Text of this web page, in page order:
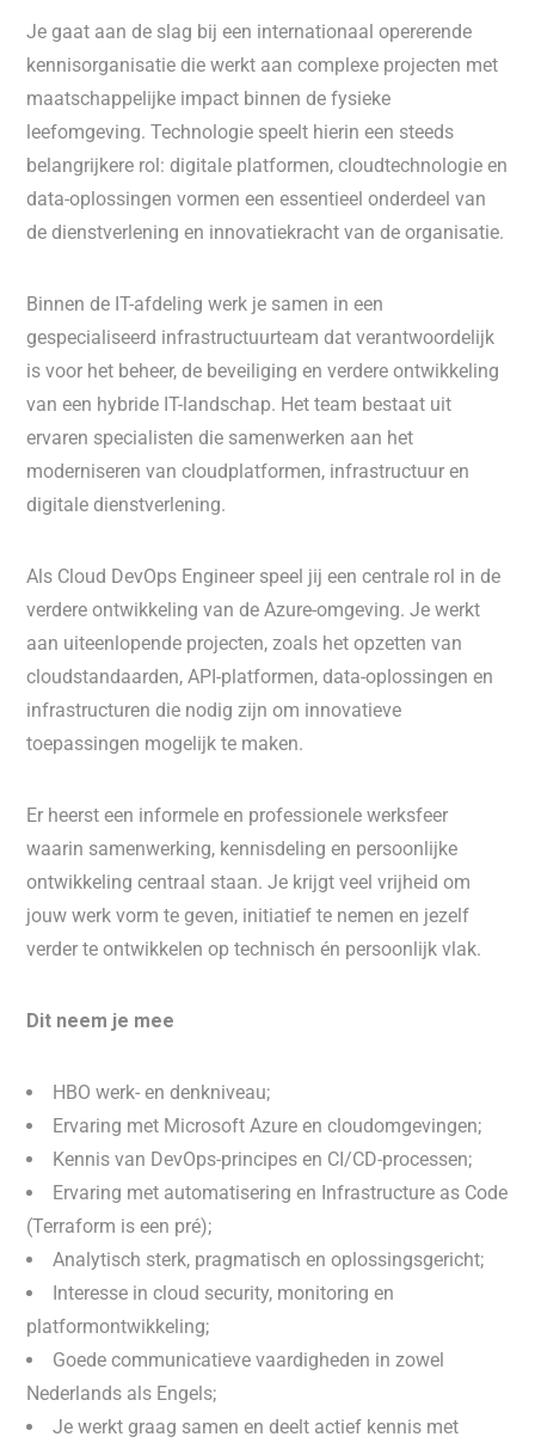
Je gaat aan de slag bij een internationaal opererende
kennisorganisatie die werkt aan complexe projecten met
maatschappelijke impact binnen de fysieke
leefomgeving. Technologie speelt hierin een steeds
belangrijkere rol: digitale platformen, cloudtechnologie en
data-oplossingen vormen een essentieel onderdeel van
de dienstverlening en innovatiekracht van de organisatie.
Binnen de IT-afdeling werk je samen in een
gespecialiseerd infrastructuurteam dat verantwoordelijk
is voor het beheer, de beveiliging en verdere ontwikkeling
van een hybride IT-landschap. Het team bestaat uit
ervaren specialisten die samenwerken aan het
moderniseren van cloudplatformen, infrastructuur en
digitale dienstverlening.
Als Cloud DevOps Engineer speel jij een centrale rol in de
verdere ontwikkeling van de Azure-omgeving. Je werkt
aan uiteenlopende projecten, zoals het opzetten van
cloudstandaarden, API-platformen, data-oplossingen en
infrastructuren die nodig zijn om innovatieve
toepassingen mogelijk te maken.
Er heerst een informele en professionele werksfeer
waarin samenwerking, kennisdeling en persoonlijke
ontwikkeling centraal staan. Je krijgt veel vrijheid om
jouw werk vorm te geven, initiatief te nemen en jezelf
verder te ontwikkelen op technisch én persoonlijk vlak.
Dit neem je mee
HBO werk- en denkniveau;
Ervaring met Microsoft Azure en cloudomgevingen;
Kennis van DevOps-principes en CI/CD-processen;
Ervaring met automatisering en Infrastructure as Code
(Terraform is een pré);
Analytisch sterk, pragmatisch en oplossingsgericht;
Interesse in cloud security, monitoring en
platformontwikkeling;
Goede communicatieve vaardigheden in zowel
Nederlands als Engels;
Je werkt graag samen en deelt actief kennis met